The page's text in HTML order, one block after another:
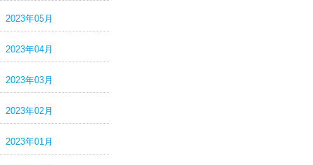
2023年05月
2023年04月
2023年03月
2023年02月
2023年01月